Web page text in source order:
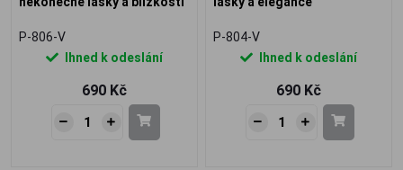
P-806-V
Ihned k odeslání
690 Kč
P-804-V
Ihned k odeslání
690 Kč